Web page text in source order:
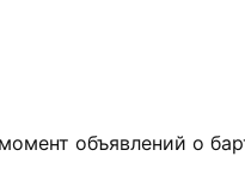
объявлений о